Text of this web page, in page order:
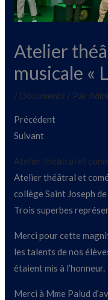
Atelier
musicale «
/ Documents / Par
Précédent
Suivant
Atelier théâtral et
Atelier théâtral et
collège Saint Joseph
Trois superbes
Merci pour cette
les talents de nos
étaient mis à l’honneur.
Merci à Mme Palud